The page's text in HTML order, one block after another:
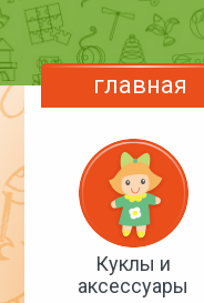
главная
Куклы и
аксессуары